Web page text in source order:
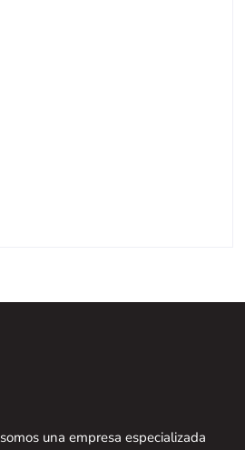
somos una empresa especializada